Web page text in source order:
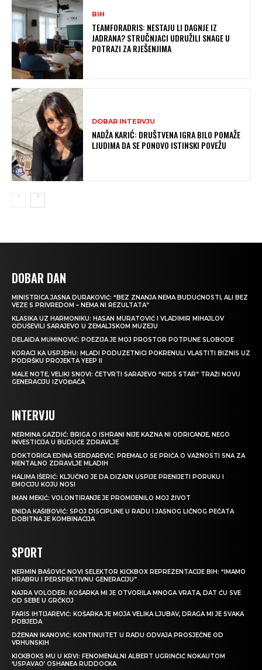
BIH
TEAMFORADRIS: NESTAJU LI DAGNJE IZ
JADRANA? STRUČNJACI UDRUŽILI SNAGE U
POTRAZI ZA RJEŠENJIMA
DOBAR INTERVJU
NADŽA KARIĆ: DRUŠTVENA IGRA BILO POMAŽE
LJUDIMA DA SE PONOVO ISTINSKI POVEŽU
DOBAR DAN
MINISTRICA JASNA DURAKOVIĆ: “BEZ ZNANJA NEMA BUDUĆNOSTI, ALI BEZ
VEZE S PRIVREDOM – NEMA NI REZULTATA”
KLASIKA UZ HARMONIKU: HASAN MURATOVIĆ I VLADIMIR MIHAJLOV
ODUŠEVILI SARAJEVO U ZEMALJSKOM MUZEJU
DELAIDA MUMINOVIĆ: POEZIJA JE MOJ PROSTOR POTPUNE SLOBODE
KORACI KA USPJEHU: MLADI PODUZETNICI POKRENULI VLASTITI BIZNIS UZ
PODRŠKU PROJEKTA YEEP II
MALE NOTE, VELIKI SNOVI: ČETVRTI SARAJEVO “KIDS STAR” TRAŽI NOVU
GENERACIJU IZVOĐAČA
INTERVJU
NERMINA GAZDIĆ: BRIGA O ISHRANI NIJE KAZNA NI ODRICANJE, NEGO
INVESTICIJA U BUDUĆE ZDRAVLJE
DOKTORICA EDINA SERDAREVIĆ: PREMALO SE PRIČA O VAŽNOSTI SNA ZA
MENTALNO ZDRAVLJE MLADIH
HALIMA IŠERIĆ: KLJUČNO JE DA DIZAJN USPIJE PRENIJETI PORUKU I
EMOCIJU KOJU NOSI
IMAN MEKIĆ: VOLONTIRANJE JE PROMIJENILO MOJ ŽIVOT
ENIDA KAŠIBOVIĆ: SPOJ DISCIPLINE U RADU I JASNOG LIČNOG PEČATA
DOBITNA JE KOMBINACIJA
SPORT
NERMIN BAŠOVIĆ NOVI SELEKTOR KICKBOX REPREZENTACIJE BIH: “IMAMO
HRABRU I PERSPEKTIVNU GENERACIJU”
NAJRA VOLODER: KOŠARKA MI JE OTVORILA MNOGA VRATA, DAT ĆU SVE
OD SEBE U GRČKOJ
FARIS IHTIJAREVIĆ: KOŠARKA JE MOJA VELIKA LJUBAV, DRAGA MI JE SVAKA
POBJEDA
DŽENAN IKANOVIĆ: KONTINUITET U RADU ODVAJA PROSJEČNE OD
VRHUNSKIH
KICKBOKS MU U KRVI: FENOMENALNI ALBERT UGRINČIĆ NOKAUTOM
‘USPAVAO’ OSHANEA RUDDOCKA